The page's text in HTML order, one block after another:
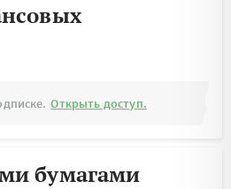
Открыть доступ.
бумагами